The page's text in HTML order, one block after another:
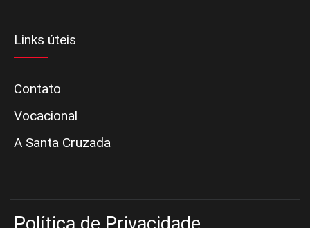
Links úteis
Contato
Vocacional
A Santa Cruzada